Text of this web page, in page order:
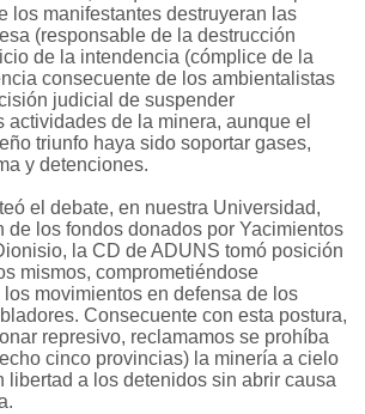
los manifestantes destruyeran las
(responsable de la destrucción
de la intendencia (cómplice de la
consecuente de los ambientalistas
judicial de suspender
actividades de la minera, aunque el
triunfo haya sido soportar gases,
y detenciones.
el debate, en nuestra Universidad,
de los fondos donados por Yacimientos
la CD de ADUNS tomó posición
mismos, comprometiéndose
movimientos en defensa de los
Consecuente con esta postura,
represivo, reclamamos se prohíba
cinco provincias) la minería a cielo
libertad a los detenidos sin abrir causa